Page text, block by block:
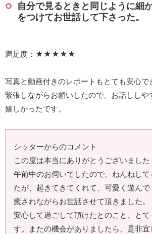
自分で見るときと同じように細
をつけてお世話して下さった。
満足度：★★★★★
写真と動画付きのレポートもとても安心で
緊張しながらお願いしたので、お話ししや
嬉しかったです。
シッターからのコメント
この度は本当にありがとうございました
午前中のお伺いでしたので、ねんねし
たが、起きてきてくれて、可愛く遊ん
癒されながらお世話させて頂きました。
安心して過ごして頂けたとのこと、とて
す。またの機会がありましたら、是非宜